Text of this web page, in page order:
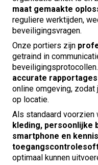
maat gemaakte
reguliere werktijden,
beveiligingsvragen.
Onze portiers zijn
getraind in
accurate
online omgeving,
op locatie.
Als standaard voorzien
kleding, persoonlijke
smartphone en
optimaal kunnen